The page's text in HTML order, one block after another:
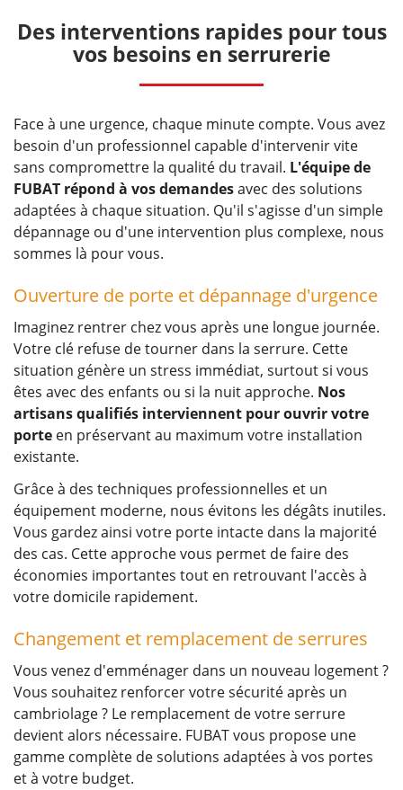
Des interventions rapides pour tous
vos besoins en serrurerie
Face à une urgence, chaque minute compte. Vous avez
besoin d'un professionnel capable d'intervenir vite
sans compromettre la qualité du travail. L'équipe de
FUBAT répond à vos demandesavec des solutions
adaptées à chaque situation. Qu'il s'agisse d'un simple
dépannage ou d'une intervention plus complexe, nous
sommes là pour vous.
Ouverture de porte et dépannage d'urgence
Imaginez rentrer chez vous après une longue journée.
Votre clé refuse de tourner dans la serrure. Cette
situation génère un stress immédiat, surtout si vous
êtes avec des enfants ou si la nuit approche. Nos
artisans qualifiés interviennent pour ouvrir votre
porte en préservant au maximum votre installation
existante.
Grâce à des techniques professionnelles et un
équipement moderne, nous évitons les dégâts inutiles.
Vous gardez ainsi votre porte intacte dans la majorité
des cas. Cette approche vous permet de faire des
économies importantes tout en retrouvant l'accès à
votre domicile rapidement.
Changement et remplacement de serrures
Vous venez d'emménager dans un nouveau logement ?
Vous souhaitez renforcer votre sécurité après un
cambriolage ? Le remplacement de votre serrure
devient alors nécessaire. FUBAT vous propose une
gamme complète de solutions adaptées à vos portes
et à votre budget.